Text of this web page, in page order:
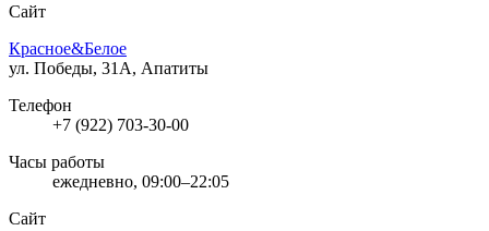
Сайт
Красное&Белое
ул. Победы, 31А, Апатиты
Телефон
+7 (922) 703-30-00
Часы работы
ежедневно, 09:00–22:05
Сайт